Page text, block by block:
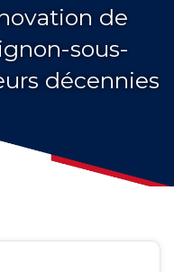
de
sous-
décennies